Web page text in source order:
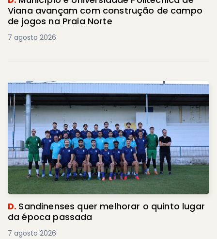
Viana avançam com construção de campo
de jogos na Praia Norte
7 agosto 2026
D. Sandinenses quer melhorar o quinto lugar
da época passada
7 agosto 2026